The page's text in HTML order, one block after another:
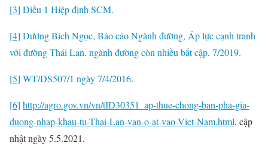
[3] Điều 1 Hiệp định SCM.
[4] Dương Bích Ngọc, Báo cáo Ngành đường, Áp lực cạnh tranh
với đường Thái Lan, ngành đường còn nhiều bất cập, 7/2019.
[5] WT/DS507/1 ngày 7/4/2016.
[6] http://agro.gov.vn/vn/tID30351_ap-thue-chong-ban-pha-gia-
duong-nhap-khau-tu-Thai-Lan-van-o-at-vao-Viet-Nam.html, cập
nhật ngày 5.5.2021.